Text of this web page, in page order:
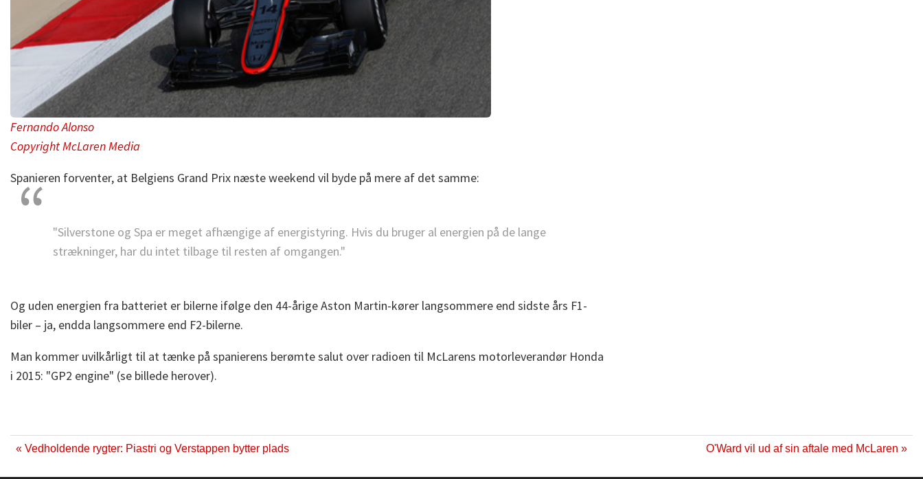
Fernando Alonso
Copyright McLaren Media
Spanieren forventer, at Belgiens Grand Prix næste weekend vil byde på mere af det samme:
"Silverstone og Spa er meget afhængige af energistyring. Hvis du bruger al energien på de lange
strækninger, har du intet tilbage til resten af omgangen."
Og uden energien fra batteriet er bilerne ifølge den 44-årige Aston Martin-kører langsommere end sidste års F1-
biler – ja, endda langsommere end F2-bilerne.
Man kommer uvilkårligt til at tænke på spanierens berømte salut over radioen til McLarens motorleverandør Honda
i 2015: "GP2 engine" (se billede herover).
« Vedholdende rygter: Piastri og Verstappen bytter plads O'Ward vil ud af sin aftale med McLaren »